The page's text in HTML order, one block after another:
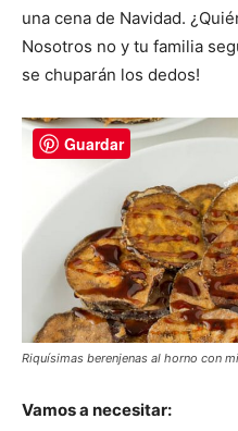
una cena de Navidad.
Nosotros no y tu familia
se chuparán los dedos!
Riquísimas berenjenas al horno con
Vamos a necesitar:
Guardar